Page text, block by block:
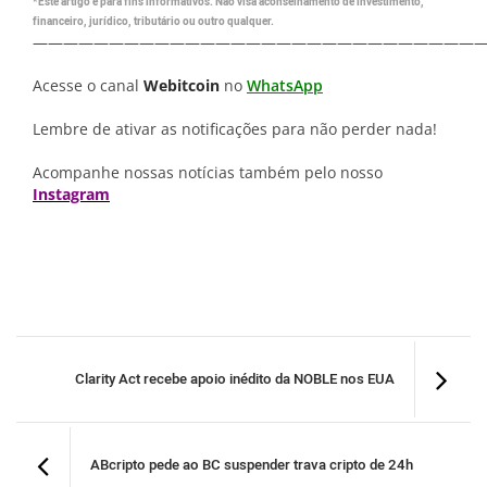
financeiro, jurídico, tributário ou outro qualquer.
Acesse o canal Webitcoin no WhatsApp
Lembre de ativar as notificações para não perder nada!
Acompanhe nossas notícias também pelo nosso
Instagram
Clarity Act recebe apoio inédito da NOBLE nos EUA
ABcripto pede ao BC suspender trava cripto de 24h